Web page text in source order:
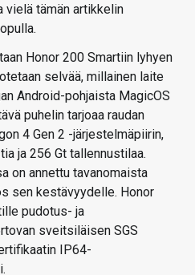
vielä tämän artikkelin
Honor 200 Smartiin lyhyen
selvää, millainen laite
Android-pohjaista MagicOS
puhelin tarjoaa raudan
4 Gen 2 -järjestelmäpiirin,
ja 256 Gt tallennustilaa.
on annettu tavanomaista
sen kestävyydelle. Honor
pudotus- ja
sveitsiläisen SGS
IP64-